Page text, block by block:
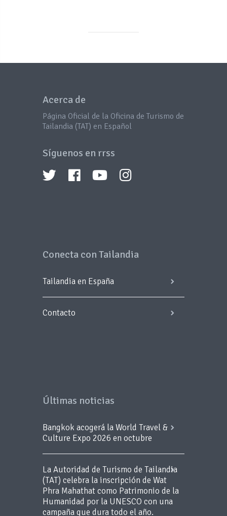
Acerca de
Página Oficial de la Oficina de Turismo de
Tailandia (TAT) en Español
Síguenos en rrss
Conecta con Tailandia
Tailandia en España
Contacto
Últimas noticias
Bangkok acogerá la World Travel &
Culture Expo 2026 en octubre
La Autoridad de Turismo de Tailandia
(TAT) celebra la inscripción de Wat
Phra Mahathat como Patrimonio de la
Humanidad por la UNESCO con una
campaña que dura todo el año.